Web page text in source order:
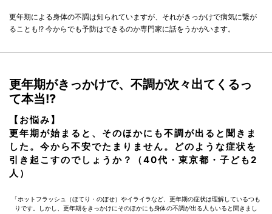
更年期による身体の不調は知られていますが、それがきっかけで病気に繋が
ることも!? 今からでも予防はできるのか専門家に話をうかがいます。
更年期がきっかけで、不調が次々出てくるっ
て本当!?
【お悩み】
更年期が始まると、そのほかにも不調が出ると聞きま
した。今から不安でたまりません。どのような症状を
引き起こすのでしょうか？（40代・東京都・子ども2
人）
「ホットフラッシュ（ほてり・のぼせ）やイライラなど、更年期の症状は理解しているつも
りです。しかし、更年期をきっかけにそのほかにも身体の不調が出る人もいると聞きまし